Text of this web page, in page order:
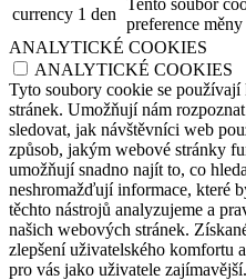
currency 1 den
preference
ANALYTICKÉ COOKIES
ANALYTICKÉ COOKIES
Tyto soubory cookie se
stránek. Umožňují nám
sledovat, jak návštěvníci web
způsob, jakým webové stránky
umožňují snadno najít to, co
neshromažďují informace, které
těchto nástrojů analyzujeme a
našich webových stránek.
zlepšení uživatelského komfortu
pro vás jako uživatele zajímavější.